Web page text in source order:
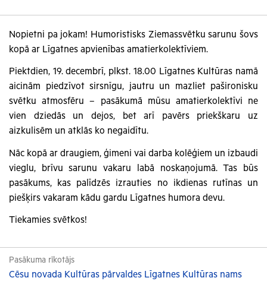
Nopietni pa jokam! Humoristisks Ziemassvētku sarunu šovs
kopā ar Līgatnes apvienības amatierkolektīviem.
Piektdien, 19. decembrī, plkst. 18.00 Līgatnes Kultūras namā
aicinām piedzīvot sirsnīgu, jautru un mazliet pašironisku
svētku atmosfēru – pasākumā mūsu amatierkolektīvi ne
vien dziedās un dejos, bet arī pavērs priekškaru uz
aizkulisēm un atklās ko negaidītu.
Nāc kopā ar draugiem, ģimeni vai darba kolēģiem un izbaudi
vieglu, brīvu sarunu vakaru labā noskaņojumā. Tas būs
pasākums, kas palīdzēs izrauties no ikdienas rutīnas un
piešķirs vakaram kādu gardu Līgatnes humora devu.
Tiekamies svētkos!
Pasākuma rīkotājs
Cēsu novada Kultūras pārvaldes Līgatnes Kultūras nams